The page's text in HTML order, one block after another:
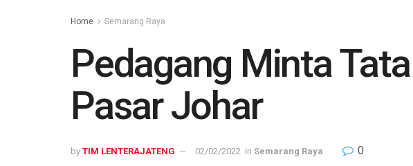
Home Semarang Raya
Pedagang Minta
Pasar Johar
by TIM LENTERAJATENG 02/02/2022 in Semarang Raya 0